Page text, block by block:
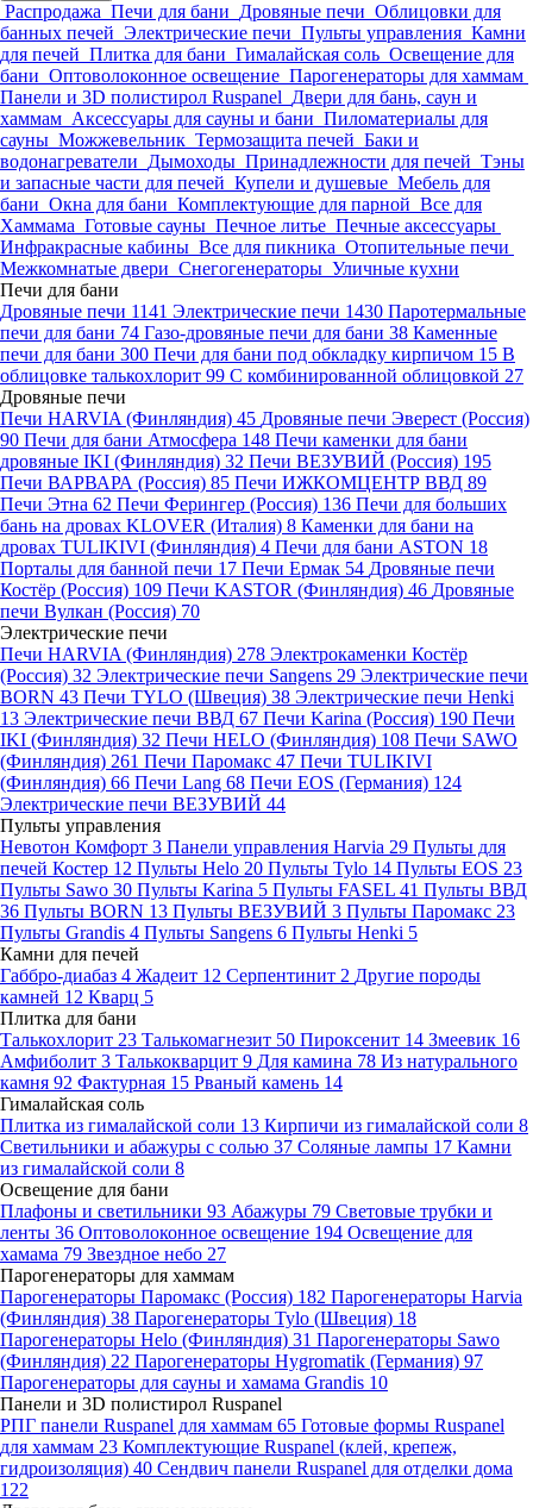
Распродажа Печи для бани Дровяные печи Облицовки для
банных печей Электрические печи Пульты управления Камни
для печей Плитка для бани Гималайская соль Освещение для
бани Оптоволоконное освещение Парогенераторы для хаммам
Панели и 3D полистирол Ruspanel Двери для бань, саун и
хаммам Аксессуары для сауны и бани Пиломатериалы для
сауны Можжевельник Термозащита печей Баки и
водонагреватели Дымоходы Принадлежности для печей Тэны
и запасные части для печей Купели и душевые Мебель для
бани Окна для бани Комплектующие для парной Все для
Хаммама Готовые сауны Печное литье Печные аксессуары
Инфракрасные кабины Все для пикника Отопительные печи
Межкомнатые двери Снегогенераторы Уличные кухни
Печи для бани
Дровяные печи 1141 Электрические печи 1430 Паротермальные
печи для бани 74 Газо-дровяные печи для бани 38 Каменные
печи для бани 300 Печи для бани под обкладку кирпичом 15 В
облицовке талькохлорит 99 С комбинированной облицовкой 27
Дровяные печи
Печи HARVIA (Финляндия) 45 Дровяные печи Эверест (Россия)
90 Печи для бани Атмосфера 148 Печи каменки для бани
дровяные IKI (Финляндия) 32 Печи ВЕЗУВИЙ (Россия) 195
Печи ВАРВАРА (Россия) 85 Печи ИЖКОМЦЕНТР ВВД 89
Печи Этна 62 Печи Ферингер (Россия) 136 Печи для больших
бань на дровах KLOVER (Италия) 8 Каменки для бани на
дровах TULIKIVI (Финляндия) 4 Печи для бани ASTON 18
Порталы для банной печи 17 Печи Ермак 54 Дровяные печи
Костёр (Россия) 109 Печи KASTOR (Финляндия) 46 Дровяные
печи Вулкан (Россия) 70
Электрические печи
Печи HARVIA (Финляндия) 278 Электрокаменки Костёр
(Россия) 32 Электрические печи Sangens 29 Электрические печи
BORN 43 Печи TYLO (Швеция) 38 Электрические печи Henki
13 Электрические печи ВВД 67 Печи Karina (Россия) 190 Печи
IKI (Финляндия) 32 Печи HELO (Финляндия) 108 Печи SAWO
(Финляндия) 261 Печи Паромакс 47 Печи TULIKIVI
(Финляндия) 66 Печи Lang 68 Печи EOS (Германия) 124
Электрические печи ВЕЗУВИЙ 44
Пульты управления
Невотон Комфорт 3 Панели управления Harvia 29 Пульты для
печей Костер 12 Пульты Helo 20 Пульты Tylo 14 Пульты EOS 23
Пульты Sawo 30 Пульты Karina 5 Пульты FASEL 41 Пульты ВВД
36 Пульты BORN 13 Пульты ВЕЗУВИЙ 3 Пульты Паромакс 23
Пульты Grandis 4 Пульты Sangens 6 Пульты Henki 5
Камни для печей
Габбро-диабаз 4 Жадеит 12 Серпентинит 2 Другие породы
камней 12 Кварц 5
Плитка для бани
Талькохлорит 23 Талькомагнезит 50 Пироксенит 14 Змеевик 16
Амфиболит 3 Талькокварцит 9 Для камина 78 Из натурального
камня 92 Фактурная 15 Рваный камень 14
Гималайская соль
Плитка из гималайской соли 13 Кирпичи из гималайской соли 8
Светильники и абажуры с солью 37 Соляные лампы 17 Камни
из гималайской соли 8
Освещение для бани
Плафоны и светильники 93 Абажуры 79 Световые трубки и
ленты 36 Оптоволоконное освещение 194 Освещение для
хамама 79 Звездное небо 27
Парогенераторы для хаммам
Парогенераторы Паромакс (Россия) 182 Парогенераторы Harvia
(Финляндия) 38 Парогенераторы Tylo (Швеция) 18
Парогенераторы Helo (Финляндия) 31 Парогенераторы Sawo
(Финляндия) 22 Парогенераторы Hygromatik (Германия) 97
Парогенераторы для сауны и хамама Grandis 10
Панели и 3D полистирол Ruspanel
РПГ панели Ruspanel для хаммам 65 Готовые формы Ruspanel
для хаммам 23 Комплектующие Ruspanel (клей, крепеж,
гидроизоляция) 40 Сендвич панели Ruspanel для отделки дома
122